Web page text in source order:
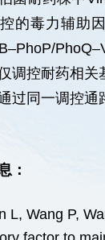
的毒力辅助
调控耐药相关
过同一调控通
：
L, Wang P,